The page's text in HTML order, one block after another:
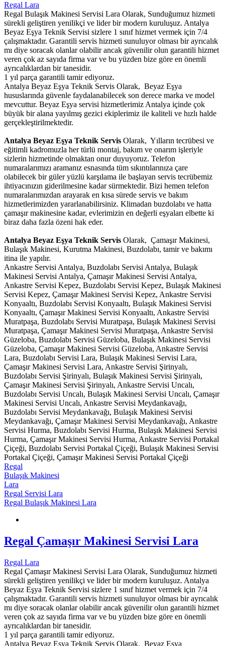
Regal Lara
Regal Bulaşık Makinesi Servisi Lara Olarak, Sunduğumuz hizmeti
sürekli geliştiren yenilikçi ve lider bir modern kuruluşuz. Antalya
Beyaz Eşya Teknik Servisi sizlere 1 sınıf hizmet vermek için 7/4
çalışmaktadır. Garantili servis hizmeti sunuluyor olması bir ayrıcalık
mı diye soracak olanlar olabilir ancak güvenilir olun garantili hizmet
veren çok az sayıda firma var ve bu yüzden bize göre en önemli
ayrıcalıklardan bir tanesidir.
1 yıl parça garantili tamir ediyoruz.
Antalya Beyaz Eşya Teknik Servis Olarak, Beyaz Eşya
hususlarında güvenle faydalanabilecek son derece marka ve model
mevcuttur. Beyaz Eşya servisi hizmetlerimiz Antalya içinde çok
büyük bir alana yayılmış gezici ekiplerimiz ile kaliteli ve hızlı halde
gerçekleştirilmektedir.
Antalya Beyaz Eşya Teknik Servis Olarak, Yılların tecrübesi ve
eğitimli kadromuzla her türlü montaj, bakım ve onarım işleriyle
sizlerin hizmetinde olmaktan onur duyuyoruz. Telefon
numaralarımızı aramanız esnasında tüm sıkıntılarınıza çare
olabilecek bir güler yüzlü karşılama ile başlayan servis tecrübemiz
ihtiyacınızın giderilmesine kadar sürmektedir. Bizi hemen telefon
numaralarımızdan arayarak en kısa sürede servis ve bakım
hizmetlerimizden yararlanabilirsiniz. Klimadan buzdolabı ve hatta
çamaşır makinesine kadar, evlerimizin en değerli eşyaları elbette ki
biraz daha fazla özeni hak eder.
Antalya Beyaz Eşya Teknik Servis Olarak, Çamaşır Makinesi,
Bulaşık Makinesi, Kurutma Makinesi, Buzdolabı, tamir ve bakımı
itina ile yapılır.
Ankastre Servisi Antalya, Buzdolabı Servisi Antalya, Bulaşık
Makinesi Servisi Antalya, Çamaşır Makinesi Servisi Antalya,
Ankastre Servisi Kepez, Buzdolabı Servisi Kepez, Bulaşık Makinesi
Servisi Kepez, Çamaşır Makinesi Servisi Kepez, Ankastre Servisi
Konyaaltı, Buzdolabı Servisi Konyaaltı, Bulaşık Makinesi Servisi
Konyaaltı, Çamaşır Makinesi Servisi Konyaaltı, Ankastre Servisi
Muratpaşa, Buzdolabı Servisi Muratpaşa, Bulaşık Makinesi Servisi
Muratpaşa, Çamaşır Makinesi Servisi Muratpaşa, Ankastre Servisi
Güzeloba, Buzdolabı Servisi Güzeloba, Bulaşık Makinesi Servisi
Güzeloba, Çamaşır Makinesi Servisi Güzeloba, Ankastre Servisi
Lara, Buzdolabı Servisi Lara, Bulaşık Makinesi Servisi Lara,
Çamaşır Makinesi Servisi Lara, Ankastre Servisi Şirinyalı,
Buzdolabı Servisi Şirinyalı, Bulaşık Makinesi Servisi Şirinyalı,
Çamaşır Makinesi Servisi Şirinyalı, Ankastre Servisi Uncalı,
Buzdolabı Servisi Uncalı, Bulaşık Makinesi Servisi Uncalı, Çamaşır
Makinesi Servisi Uncalı, Ankastre Servisi Meydankavağı,
Buzdolabı Servisi Meydankavağı, Bulaşık Makinesi Servisi
Meydankavağı, Çamaşır Makinesi Servisi Meydankavağı, Ankastre
Servisi Hurma, Buzdolabı Servisi Hurma, Bulaşık Makinesi Servisi
Hurma, Çamaşır Makinesi Servisi Hurma, Ankastre Servisi Portakal
Çiçeği, Buzdolabı Servisi Portakal Çiçeği, Bulaşık Makinesi Servisi
Portakal Çiçeği, Çamaşır Makinesi Servisi Portakal Çiçeği
Regal
Bulaşık Makinesi
Lara
Regal Servisi Lara
Regal Bulaşık Makinesi Lara
Regal Çamaşır Makinesi Servisi Lara
Regal Lara
Regal Çamaşır Makinesi Servisi Lara Olarak, Sunduğumuz hizmeti
sürekli geliştiren yenilikçi ve lider bir modern kuruluşuz. Antalya
Beyaz Eşya Teknik Servisi sizlere 1 sınıf hizmet vermek için 7/4
çalışmaktadır. Garantili servis hizmeti sunuluyor olması bir ayrıcalık
mı diye soracak olanlar olabilir ancak güvenilir olun garantili hizmet
veren çok az sayıda firma var ve bu yüzden bize göre en önemli
ayrıcalıklardan bir tanesidir.
1 yıl parça garantili tamir ediyoruz.
Antalya Beyaz Eşya Teknik Servis Olarak, Beyaz Eşya